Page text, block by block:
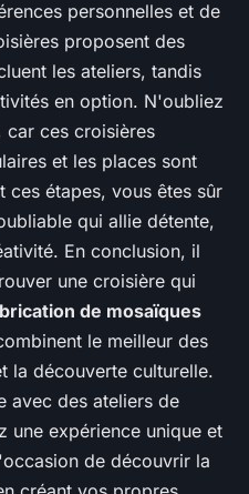
personnelles et de
proposent des
les ateliers, tandis
en option. N'oubliez
car ces croisières
et les places sont
ces étapes, vous êtes sûr
qui allie détente,
En conclusion, il
une croisière qui
de mosaïques
le meilleur des
la découverte culturelle.
avec des ateliers de
une expérience unique et
de découvrir la